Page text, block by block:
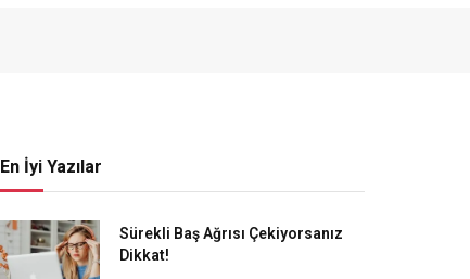
En İyi Yazılar
Sürekli Baş Ağrısı Çekiyorsanız
Dikkat!